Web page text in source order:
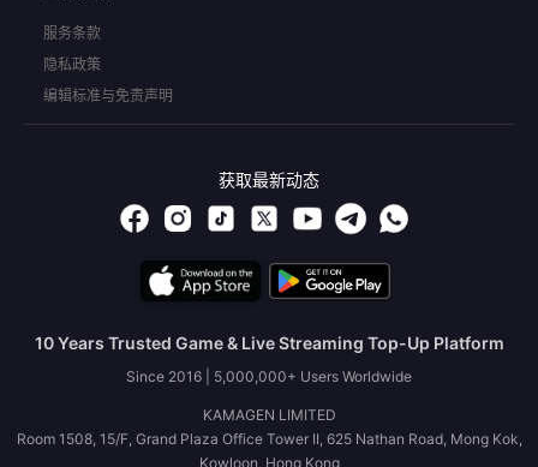
服务条款
隐私政策
编辑标准与免责声明
获取最新动态
10 Years Trusted Game & Live Streaming Top-Up Platform
Since 2016 | 5,000,000+ Users Worldwide
KAMAGEN LIMITED
Room 1508, 15/F, Grand Plaza Office Tower II, 625 Nathan Road, Mong Kok,
Kowloon, Hong Kong